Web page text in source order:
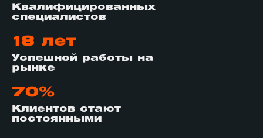
Квалифицированных
специалистов
18 лет
Успешной работы на
рынке
70%
Клиентов стают
постоянными